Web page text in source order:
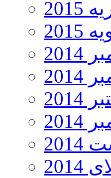
2015
2014